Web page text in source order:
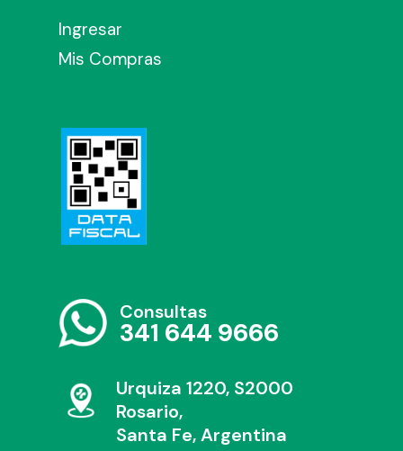
Ingresar
Mis Compras
Consultas
341 644 9666
Urquiza 1220, S2000
Rosario,
Santa Fe, Argentina